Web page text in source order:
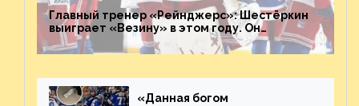
Главный тренер «Рейнджерс»: Шестёркин
выиграет «Везину» в этом году. Он
невероятен
«Данная богом